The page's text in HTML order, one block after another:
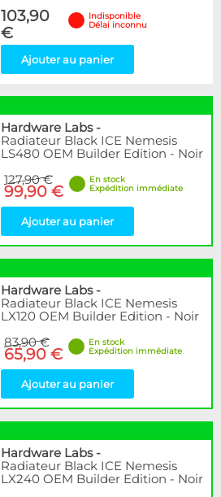
103,90
€
Indisponible
Délai inconnu
Ajouter au panier
Hardware Labs-
Radiateur Black ICE Nemesis
LS480 OEM Builder Edition - Noir
127,90 €
99,90 €
En stock
Expédition immédiate
Ajouter au panier
Hardware Labs-
Radiateur Black ICE Nemesis
LX120 OEM Builder Edition - Noir
83,90 €
65,90 €
En stock
Expédition immédiate
Ajouter au panier
Hardware Labs-
Radiateur Black ICE Nemesis
LX240 OEM Builder Edition - Noir